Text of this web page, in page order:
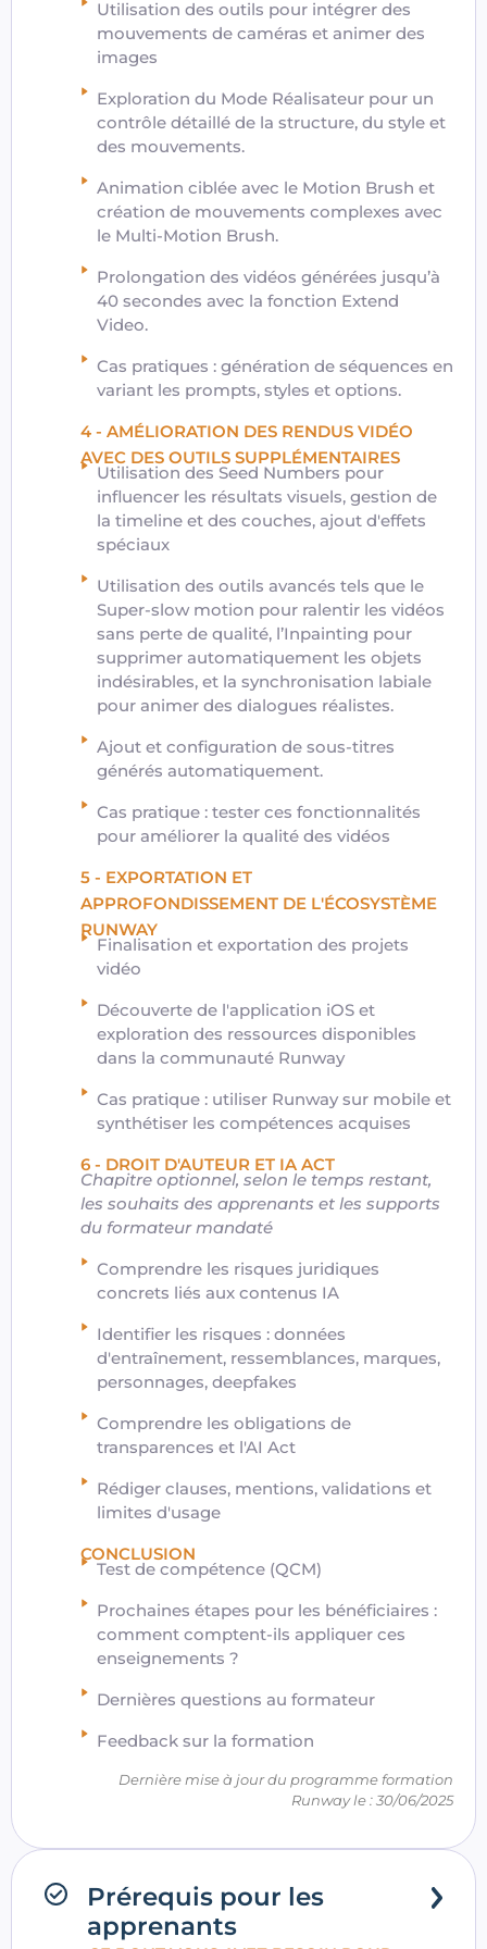
Utilisation des outils pour intégrer des
mouvements de caméras et animer des
images
Exploration du Mode Réalisateur pour un
contrôle détaillé de la structure, du style et
des mouvements.
Animation ciblée avec le Motion Brush et
création de mouvements complexes avec
le Multi-Motion Brush.
Prolongation des vidéos générées jusqu’à
40 secondes avec la fonction Extend
Video.
Cas pratiques : génération de séquences en
variant les prompts, styles et options.
4 - AMÉLIORATION DES RENDUS VIDÉO
AVEC DES OUTILS SUPPLÉMENTAIRES
Utilisation des Seed Numbers pour
influencer les résultats visuels, gestion de
la timeline et des couches, ajout d'effets
spéciaux
Utilisation des outils avancés tels que le
Super-slow motion pour ralentir les vidéos
sans perte de qualité, l’Inpainting pour
supprimer automatiquement les objets
indésirables, et la synchronisation labiale
pour animer des dialogues réalistes.
Ajout et configuration de sous-titres
générés automatiquement.
Cas pratique : tester ces fonctionnalités
pour améliorer la qualité des vidéos
5 - EXPORTATION ET
APPROFONDISSEMENT DE L'ÉCOSYSTÈME
RUNWAY
Finalisation et exportation des projets
vidéo
Découverte de l'application iOS et
exploration des ressources disponibles
dans la communauté Runway
Cas pratique : utiliser Runway sur mobile et
synthétiser les compétences acquises
6 - DROIT D'AUTEUR ET IA ACT
Chapitre optionnel, selon le temps restant,
les souhaits des apprenants et les supports
du formateur mandaté
Comprendre les risques juridiques
concrets liés aux contenus IA
Identifier les risques : données
d'entraînement, ressemblances, marques,
personnages, deepfakes
Comprendre les obligations de
transparences et l'AI Act
Rédiger clauses, mentions, validations et
limites d'usage
CONCLUSION
Test de compétence (QCM)
Prochaines étapes pour les bénéficiaires :
comment comptent-ils appliquer ces
enseignements ?
Dernières questions au formateur
Feedback sur la formation
Dernière mise à jour du programme formation
Runway le : 30/06/2025
Prérequis pour les
apprenants